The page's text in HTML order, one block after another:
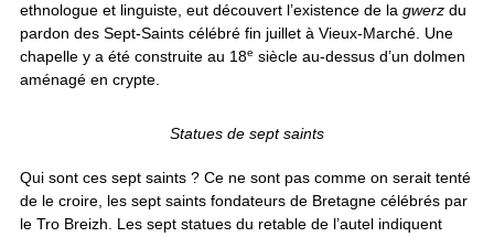
ethnologue et linguiste, eut découvert l’existence de lagwerzdu
pardon des Sept-Saints célébré fin juillet à Vieux-Marché. Une
chapelle y a été construite au 18e siècle au-dessus d’un dolmen
aménagé en crypte.
Statues de sept saints
Qui sont ces sept saints ? Ce ne sont pas comme on serait tenté
de le croire, les sept saints fondateurs de Bretagne célébrés par
le Tro Breizh. Les sept statues du retable de l’autel indiquent